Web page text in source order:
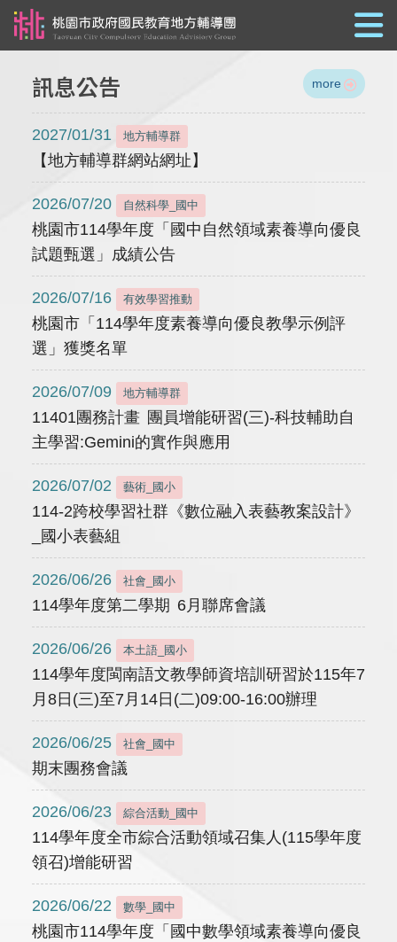
訊息公告 more
2027/01/31 地方輔導群
【地方輔導群網站網址】
2026/07/20 自然科學_國中
桃園市114學年度「國中自然領域素養導向優良
試題甄選」成績公告
2026/07/16 有效學習推動
桃園市「114學年度素養導向優良教學示例評
選」獲獎名單
2026/07/09 地方輔導群
11401團務計畫 團員增能研習(三)-科技輔助自
主學習:Gemini的實作與應用
2026/07/02 藝術_國小
114-2跨校學習社群《數位融入表藝教案設計》
_國小表藝組
2026/06/26 社會_國小
114學年度第二學期 6月聯席會議
2026/06/26 本土語_國小
114學年度閩南語文教學師資培訓研習於115年7
月8日(三)至7月14日(二)09:00-16:00辦理
2026/06/25 社會_國中
期末團務會議
2026/06/23 綜合活動_國中
114學年度全市綜合活動領域召集人(115學年度
領召)增能研習
2026/06/22 數學_國中
桃園市114學年度「國中數學領域素養導向優良